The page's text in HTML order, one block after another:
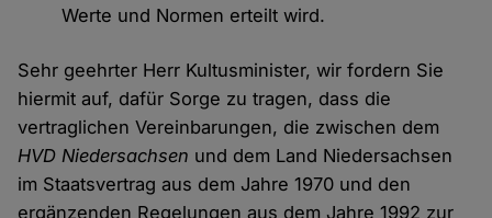
Werte und Normen erteilt wird.
Sehr geehrter Herr Kultusminister, wir fordern Sie
hiermit auf, dafür Sorge zu tragen, dass die
vertraglichen Vereinbarungen, die zwischen dem
HVD Niedersachsen und dem Land Niedersachsen
im Staatsvertrag aus dem Jahre 1970 und den
ergänzenden Regelungen aus dem Jahre 1992 zur